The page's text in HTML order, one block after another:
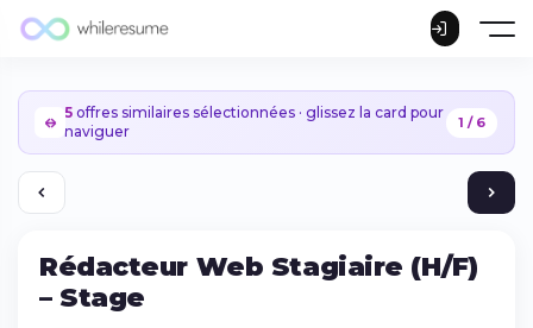
5 offres similaires sélectionnées · glissez la card pour
naviguer
1 / 6
Rédacteur Web Stagiaire (H/F)
– Stage